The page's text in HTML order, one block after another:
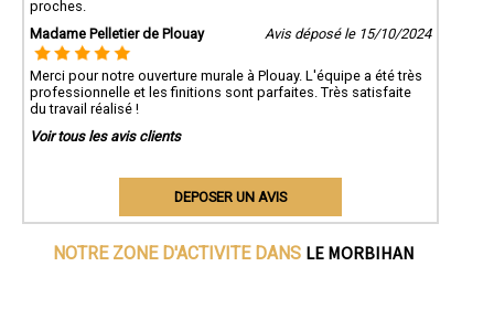
proches.
Madame Pelletier de Plouay
Avis déposé le 15/10/2024
Merci pour notre ouverture murale à Plouay. L'équipe a été très
professionnelle et les finitions sont parfaites. Très satisfaite
du travail réalisé !
Voir tous les avis clients
DEPOSER UN AVIS
NOTRE ZONE D'ACTIVITE DANS LE MORBIHAN